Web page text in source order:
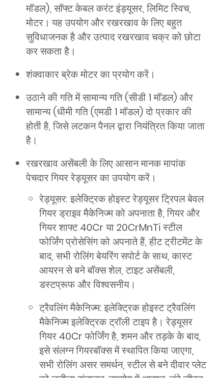
मॉडल), सॉफ्ट केबल करंट इंड्यूसर, लिमिट स्विच,
मोटर। यह उपयोग और रखरखाव के लिए बहुत
सुविधाजनक है और उत्पाद रखरखाव चक्र को छोटा
कर सकता है।
शंक्वाकार ब्रेक मोटर का प्रयोग करें।
उठाने की गति में सामान्य गति (सीडी 1 मॉडल) और
सामान्य (धीमी गति (एमडी 1 मॉडल) दो प्रकार की
होती है, जिसे लटकन पैनल द्वारा नियंत्रित किया जाता
है।
रखरखाव असेंबली के लिए आसान मानक मापांक
पेचदार गियर रेड्यूसर का उपयोग करें।
रेड्यूसर: इलेक्ट्रिक होइस्ट रेड्यूसर ट्रिपल बेवल
गियर ड्राइव मैकेनिज्म को अपनाता है, गियर और
गियर शाफ्ट 40Cr या 20CrMnTi स्टील
फोर्जिंग प्रोसेसिंग को अपनाते हैं, हीट ट्रीटमेंट के
बाद, सभी रोलिंग बेयरिंग सपोर्ट के साथ, कास्ट
आयरन से बने बॉक्स शेल, टाइट असेंबली,
डस्टप्रूफ और विश्वसनीय।
ट्रैवलिंग मैकेनिज्म: इलेक्ट्रिक होइस्ट ट्रैवलिंग
मैकेनिज्म इलेक्ट्रिक ट्रॉली टाइप है। रेड्यूसर
गियर 40Cr फोर्जिंग है, शमन और तड़के के बाद,
इसे संलग्न गियरबॉक्स में स्थापित किया जाएगा,
सभी रोलिंग असर समर्थन, स्टील से बने दीवार प्लेट